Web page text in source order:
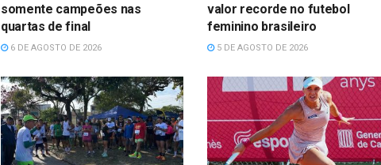
somente campeões nas
quartas de final
6 DE AGOSTO DE 2026
valor recorde no futebol
feminino brasileiro
5 DE AGOSTO DE 2026